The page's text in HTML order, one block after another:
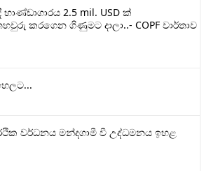
2.5 mil. USD ක්
කරගෙන ගිණුමට දාලා..- COPF වාර්තාව
වර්ධනය මන්දගාමී වී උද්ධමනය ඉහළ